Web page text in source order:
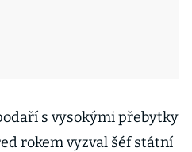
s vysokými přebytky
rokem vyzval šéf státní